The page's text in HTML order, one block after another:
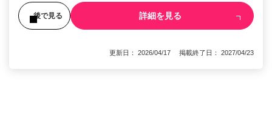
後で見る 詳細を見る
更新日： 2026/04/17 掲載終了日： 2027/04/23